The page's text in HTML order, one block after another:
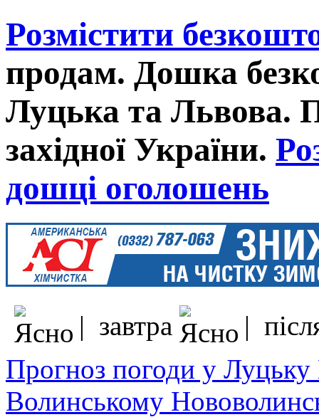
Розмістити
продам. Дошка
Луцька та Львова.
західної України.
дошці оголошень
| завтра
|
Прогноз погоди у
Волинському